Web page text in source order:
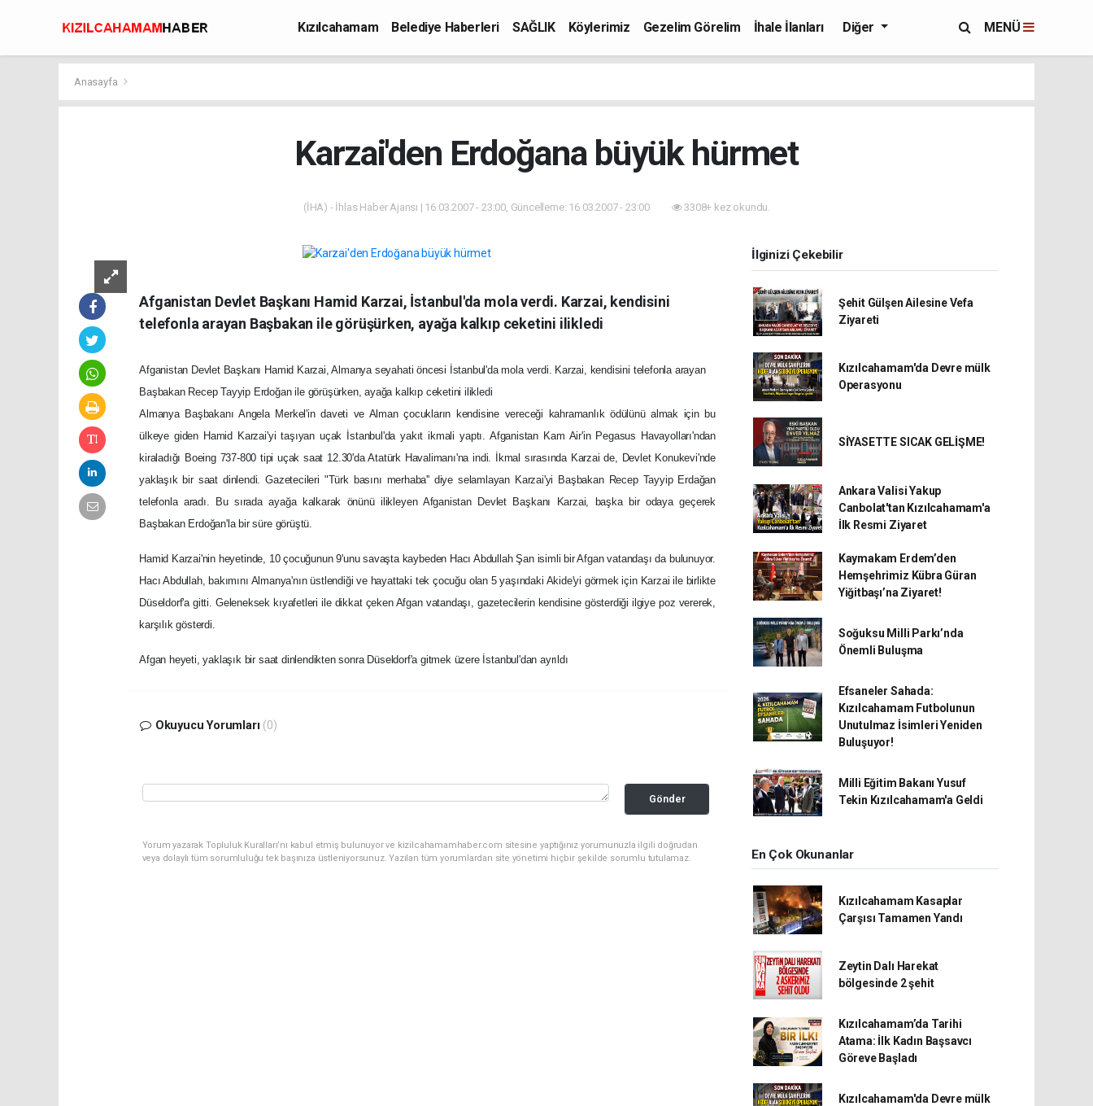
Kızılcahamam Belediye Haberleri SAĞLIK Köylerimiz Gezelim Görelim
İhale İlanları
Diğer MENÜ
Anasayfa
Karzai'den Erdoğana büyük hürmet
(İHA) - İhlas Haber Ajansı | 16.03.2007 - 23:00, Güncelleme: 16.03.2007 - 23:00 3308+ kez okundu.
Afganistan Devlet Başkanı Hamid Karzai, İstanbul'da mola verdi. Karzai, kendisini
telefonla arayan Başbakan ile görüşürken, ayağa kalkıp ceketini ilikledi
Afganistan Devlet Başkanı Hamid Karzai, Almanya seyahati öncesi İstanbul'da mola verdi. Karzai, kendisini telefonla arayan
Başbakan Recep Tayyip Erdoğan ile görüşürken, ayağa kalkıp ceketini ilikledi
Almanya Başbakanı Angela Merkel'in daveti ve Alman çocukların kendisine vereceği kahramanlık ödülünü almak için bu
ülkeye giden Hamid Karzai'yi taşıyan uçak İstanbul'da yakıt ikmali yaptı. Afganistan Kam Air'in Pegasus Havayolları'ndan
kiraladığı Boeing 737-800 tipi uçak saat 12.30'da Atatürk Havalimanı'na indi. İkmal sırasında Karzai de, Devlet Konukevi'nde
yaklaşık bir saat dinlendi. Gazetecileri "Türk basını merhaba'' diye selamlayan Karzai'yi Başbakan Recep Tayyip Erdağan
telefonla aradı. Bu sırada ayağa kalkarak önünü ilikleyen Afganistan Devlet Başkanı Karzai, başka bir odaya geçerek
Başbakan Erdoğan'la bir süre görüştü.
Hamid Karzai'nin heyetinde, 10 çocuğunun 9'unu savaşta kaybeden Hacı Abdullah Şan isimli bir Afgan vatandaşı da bulunuyor.
Hacı Abdullah, bakımını Almanya'nın üstlendiği ve hayattaki tek çocuğu olan 5 yaşındaki Akide'yi görmek için Karzai ile birlikte
Düseldorf'a gitti. Geleneksek kıyafetleri ile dikkat çeken Afgan vatandaşı, gazetecilerin kendisine gösterdiği ilgiye poz vererek,
karşılık gösterdi.
Afgan heyeti, yaklaşık bir saat dinlendikten sonra Düseldorf'a gitmek üzere İstanbul'dan ayrıldı
Okuyucu Yorumları (0)
Gönder
Yorum yazarak Topluluk Kuralları’nı kabul etmiş bulunuyor ve kizilcahamamhaber.com sitesine yaptığınız yorumunuzla ilgili doğrudan
veya dolaylı tüm sorumluluğu tek başınıza üstleniyorsunuz. Yazılan tüm yorumlardan site yönetimi hiçbir şekilde sorumlu tutulamaz.
İlginizi Çekebilir
Şehit Gülşen Ailesine Vefa
Ziyareti
Kızılcahamam'da Devre mülk
Operasyonu
SİYASETTE SICAK GELİŞME!
Ankara Valisi Yakup
Canbolat'tan Kızılcahamam'a
İlk Resmi Ziyaret
Kaymakam Erdem’den
Hemşehrimiz Kübra Güran
Yiğitbaşı’na Ziyaret!
Soğuksu Milli Parkı’nda
Önemli Buluşma
Efsaneler Sahada:
Kızılcahamam Futbolunun
Unutulmaz İsimleri Yeniden
Buluşuyor!
Milli Eğitim Bakanı Yusuf
Tekin Kızılcahamam'a Geldi
En Çok Okunanlar
Kızılcahamam Kasaplar
Çarşısı Tamamen Yandı
Zeytin Dalı Harekat
bölgesinde 2 şehit
Kızılcahamam’da Tarihi
Atama: İlk Kadın Başsavcı
Göreve Başladı
Kızılcahamam'da Devre mülk